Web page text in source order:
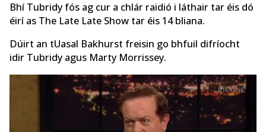
Bhí Tubridy fós ag cur a chlár raidió i láthair tar éis dó
éirí as The Late Late Show tar éis 14 bliana.
Dúirt an tUasal Bakhurst freisin go bhfuil difríocht
idir Tubridy agus Marty Morrissey.